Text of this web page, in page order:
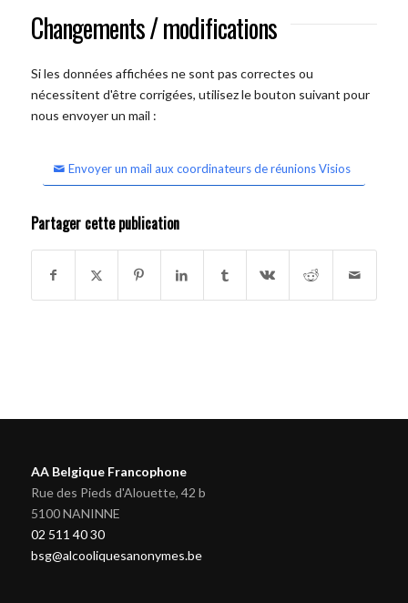
Changements / modifications
Si les données affichées ne sont pas correctes ou
nécessitent d'être corrigées, utilisez le bouton suivant pour
nous envoyer un mail :
Envoyer un mail aux coordinateurs de réunions Visios
Partager cette publication
AA Belgique Francophone
Rue des Pieds d'Alouette, 42 b
5100 NANINNE
02 511 40 30
bsg@alcooliquesanonymes.be